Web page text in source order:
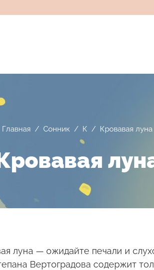
Главная / Сонник / К / Кровавая луна
луна — ожидайте печали и
Вертоградова содержит